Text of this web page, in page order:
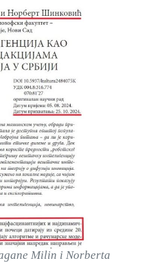
Milin i Norberta